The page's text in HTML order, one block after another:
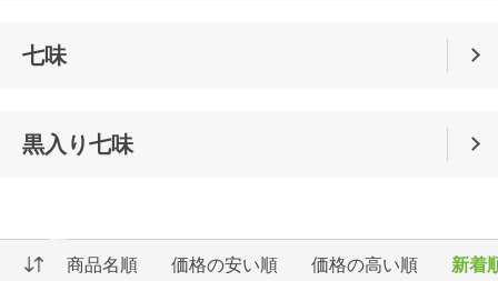
七味
黒入り七味
商品名順 価格の安い順 価格の高い順 新着